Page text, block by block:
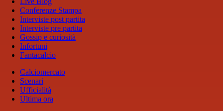
Conferenze Stampa
Interviste post partita
Interviste pre partita
Gossip e curiosità
Infortuni
Fantacalcio
Calciomercato
Scenari
Ufficialità
Ultima ora